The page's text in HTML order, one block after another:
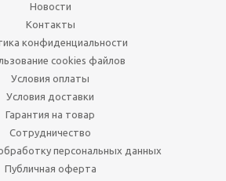
Новости
Контакты
конфиденциальности
cookies файлов
Условия оплаты
Условия доставки
Гарантия на товар
Сотрудничество
персональных данных
Публичная оферта